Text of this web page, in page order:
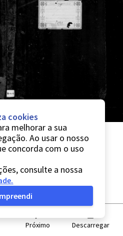
Próximo Descarregar
cookies
melhorar a sua
Ao usar o nosso
concorda com o uso
consulte a nossa
.